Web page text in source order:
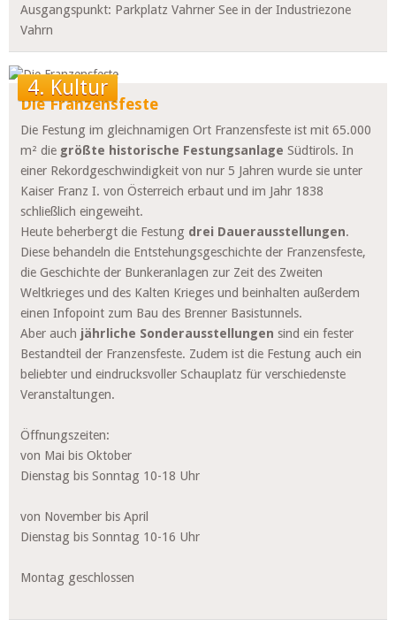
Ausgangspunkt: Parkplatz Vahrner See in der Industriezone
Vahrn
4. Kultur
Die Franzensfeste
Die Festung im gleichnamigen Ort Franzensfeste ist mit 65.000
m² die größte historische Festungsanlage Südtirols. In
einer Rekordgeschwindigkeit von nur 5 Jahren wurde sie unter
Kaiser Franz I. von Österreich erbaut und im Jahr 1838
schließlich eingeweiht.
Heute beherbergt die Festung drei Dauerausstellungen.
Diese behandeln die Entstehungsgeschichte der Franzensfeste,
die Geschichte der Bunkeranlagen zur Zeit des Zweiten
Weltkrieges und des Kalten Krieges und beinhalten außerdem
einen Infopoint zum Bau des Brenner Basistunnels.
Aber auch jährliche Sonderausstellungen sind ein fester
Bestandteil der Franzensfeste. Zudem ist die Festung auch ein
beliebter und eindrucksvoller Schauplatz für verschiedenste
Veranstaltungen.
Öffnungszeiten:
von Mai bis Oktober
Dienstag bis Sonntag 10-18 Uhr
von November bis April
Dienstag bis Sonntag 10-16 Uhr
Montag geschlossen